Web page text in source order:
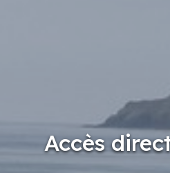
Accès